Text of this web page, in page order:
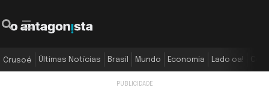
Crusoé Últimas Notícias Brasil Mundo Economia Lado oa!